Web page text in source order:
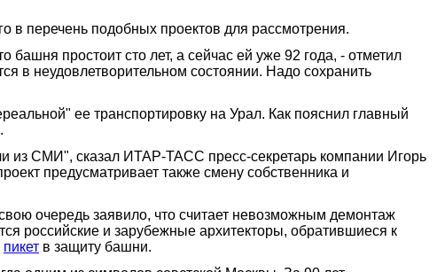
в перечень подобных проектов для рассмотрения.
простоит сто лет, а сейчас ей уже 92 года, - отметил
в неудовлетворительном состоянии. Надо сохранить
ее транспортировку на Урал. Как пояснил главный
из СМИ", сказал ИТАР-ТАСС пресс-секретарь компании Игорь
предусматривает также смену собственника и
очередь заявило, что считает невозможным демонтаж
российские и зарубежные архитекторы, обратившиеся к
пикет в защиту башни.